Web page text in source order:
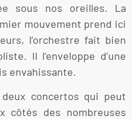
sous nos oreilles. La
mouvement prend ici
l’orchestre fait bien
Il l’enveloppe d’une
envahissante.
concertos qui peut
côtés des nombreuses